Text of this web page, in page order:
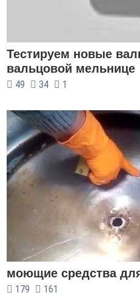
Тестируем новые
вальцовой мельнице
49 34 1
моющие средства
179 161